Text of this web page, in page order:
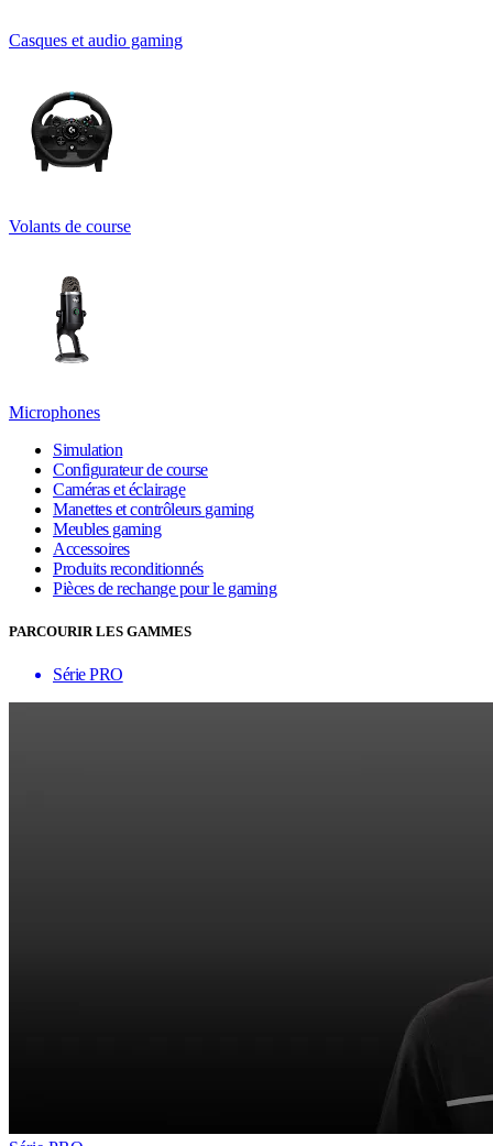
Casques et audio gaming
Volants de course
Microphones
Simulation
Configurateur de course
Caméras et éclairage
Manettes et contrôleurs gaming
Meubles gaming
Accessoires
Produits reconditionnés
Pièces de rechange pour le gaming
PARCOURIR LES GAMMES
Série PRO